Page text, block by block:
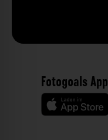
Fotogoals App